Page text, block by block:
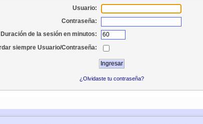
Usuario:
Contraseña:
Duración de la sesión en minutos:
siempre Usuario/Contraseña:
¿Olvidaste tu contraseña?